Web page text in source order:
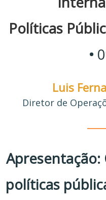
Políticas
•
Luis
Diretor de
políticas